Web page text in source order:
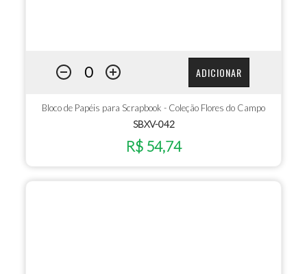
ADICIONAR
Bloco de Papéis para Scrapbook - Coleção Flores do Campo
SBXV-042
R$ 54,74